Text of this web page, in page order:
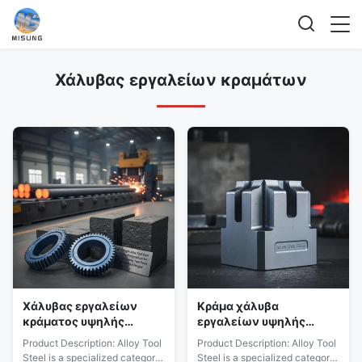
Χάλυβας εργαλείων κραμάτων
Χάλυβας εργαλείων
κράματος υψηλής
αντοχής με χαμηλή
επιμήκυνση για μακράς
Product Description: Alloy Tool
Steel is a specialized category
Κράμα χάλυβα
εργαλείων υψηλής
αντοχής στη φθορά με
υψηλή αντοχή σε
Product Description: Alloy Tool
Steel is a specialized category